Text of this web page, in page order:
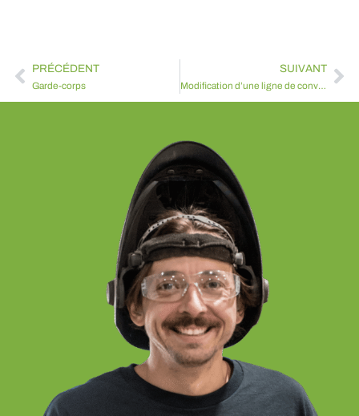
PRÉCÉDENT
Garde-corps
SUIVANT
Modification d’une ligne de convoyeur